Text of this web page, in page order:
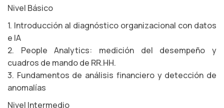
Nivel Básico
1. Introducción al diagnóstico organizacional con datos
e IA
2. People Analytics: medición del desempeño y
cuadros de mando de RR.HH.
3. Fundamentos de análisis financiero y detección de
anomalías
Nivel Intermedio